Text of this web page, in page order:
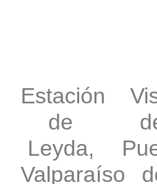
Estación
de
Leyda,
Valparaíso